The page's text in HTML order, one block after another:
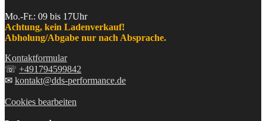
Mo.-Fr.: 09 bis 17Uhr
Achtung, kein Ladenverkauf!
Abholung/Abgabe nur nach Absprache.
Kontaktformular
☏ +491794599842
✉ kontakt@dds-performance.de
Cookies bearbeiten